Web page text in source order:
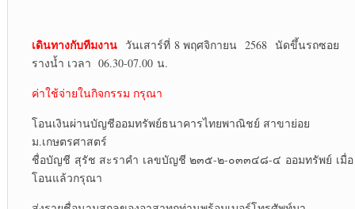
เดินทางกับทีมงานวันเสาร์ที่ 8 พฤศจิกายน 2568 นัดขึ้นรถซอย
รางน้ำ เวลา 06.30-07.00 น.
ค่าใช้จ่ายในกิจกรรม กรุณา
โอนเงินผ่านบัญชีออมทรัพย์ธนาคารไทยพาณิชย์ สาขาย่อย
ม.เกษตรศาสตร์
ชื่อบัญชี สุรัช สะราคำ เลขบัญชี ๒๓๕-๒-๐๓๓๔๘-๔ ออมทรัพย์ เมื่อ
โอนแล้วกรุณา